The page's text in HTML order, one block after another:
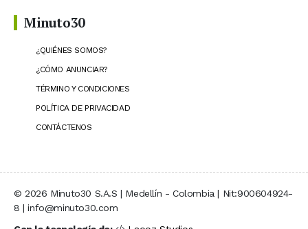
Minuto30
¿QUIÉNES SOMOS?
¿CÓMO ANUNCIAR?
TÉRMINO Y CONDICIONES
POLÍTICA DE PRIVACIDAD
CONTÁCTENOS
© 2026 Minuto30 S.A.S | Medellín - Colombia | Nit:900604924-
8 | info@minuto30.com